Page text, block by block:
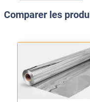
Comparer les